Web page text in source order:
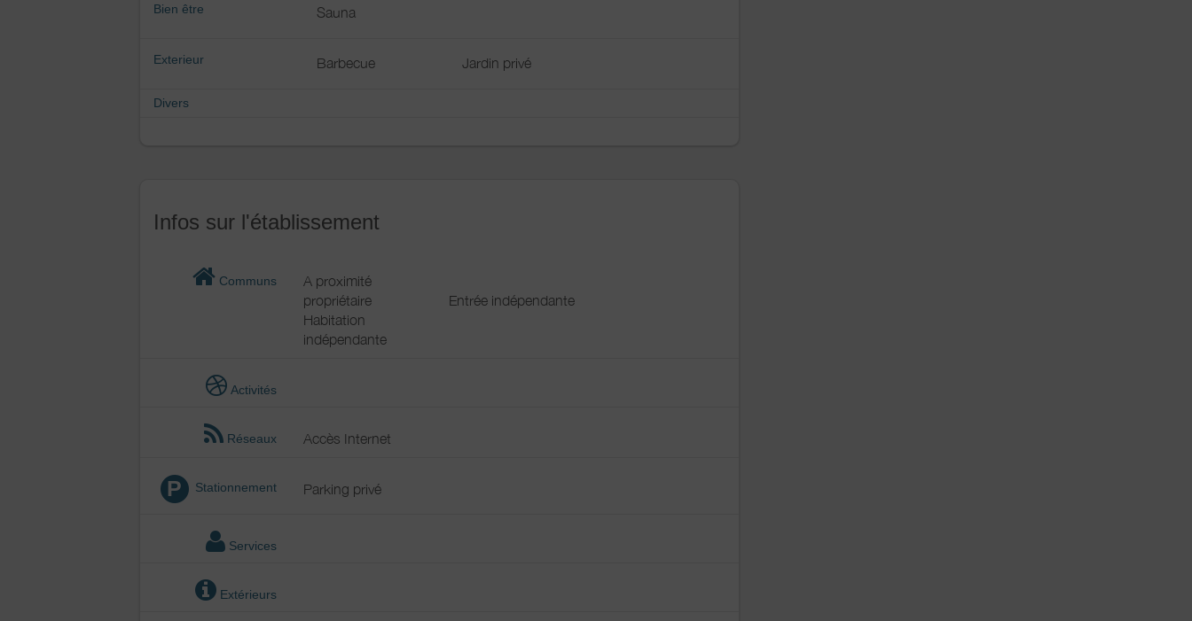
Bien être Sauna
Exterieur Barbecue Jardin privé
Divers
Infos sur l'établissement
Communs
A proximité
propriétaire
Entrée indépendante
Habitation
indépendante
Activités
Réseaux Accès Internet
P Stationnement Parking privé
Services
Extérieurs